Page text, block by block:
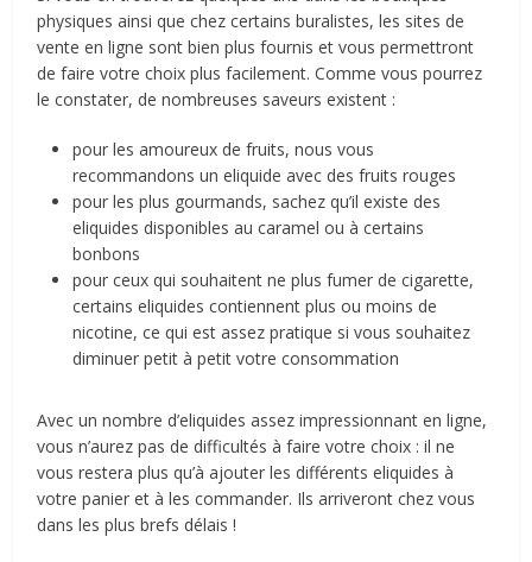
physiques ainsi que chez certains buralistes, les sites de
vente en ligne sont bien plus fournis et vous permettront
de faire votre choix plus facilement. Comme vous pourrez
le constater, de nombreuses saveurs existent :
pour les amoureux de fruits, nous vous
recommandons un eliquide avec des fruits rouges
pour les plus gourmands, sachez qu’il existe des
eliquides disponibles au caramel ou à certains
bonbons
pour ceux qui souhaitent ne plus fumer de cigarette,
certains eliquides contiennent plus ou moins de
nicotine, ce qui est assez pratique si vous souhaitez
diminuer petit à petit votre consommation
Avec un nombre d’eliquides assez impressionnant en ligne,
vous n’aurez pas de difficultés à faire votre choix : il ne
vous restera plus qu’à ajouter les différents eliquides à
votre panier et à les commander. Ils arriveront chez vous
dans les plus brefs délais !